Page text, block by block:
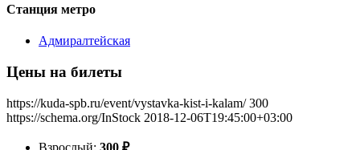
Станция метро
Адмиралтейская
Цены на билеты
https://kuda-spb.ru/event/vystavka-kist-i-kalam/ 300
https://schema.org/InStock 2018-12-06T19:45:00+03:00
Взрослый: 300 ₽